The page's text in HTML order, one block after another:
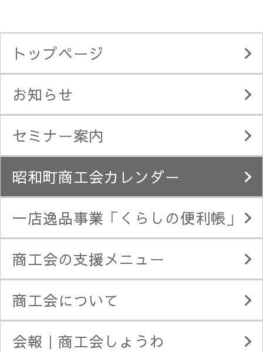
トップページ
お知らせ
セミナー案内
昭和町商工会カレンダー
一店逸品事業「くらしの便利帳」
商工会の支援メニュー
商工会について
会報｜商工会しょうわ